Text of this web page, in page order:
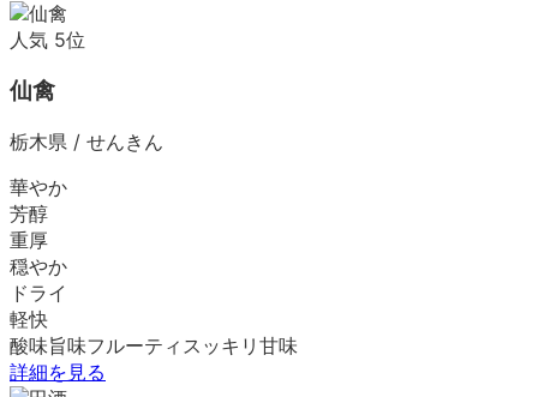
人気 5位
仙禽
栃木県 / せんきん
華やか
芳醇
重厚
穏やか
ドライ
軽快
酸味旨味フルーティ スッキリ 甘味
詳細を見る